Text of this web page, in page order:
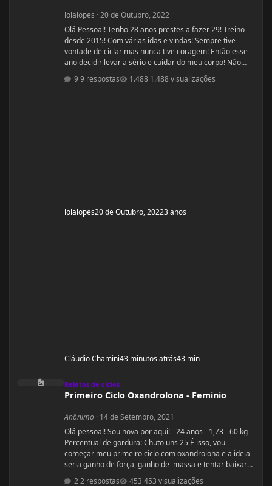
lolalopes ·20 de Outubro, 2022
Olá Pessoal! Tenho 28 anos prestes a fazer 29! Treino
desde 2015! Com várias idas e vindas! Sempre tive
vontade de ciclar mas nunca tive coragem! Então esse
ano decidir levar a sério e cuidar do meu corpo! Não
estou sendo acompanhada por nutricionista! Mas
quando comecei a fazer a dieta de déficit calórico
9 respostas 1.488 visualizações
lolalopes20 de Outubro, 20223 anos
Cláudio Chamini43 minutos atrás43 min
Primeiro Ciclo Oxandrolona - Feminio
Relatos de ciclos
Primeiro Ciclo Oxandrolona - Feminio
Anônimo · 14 de Setembro, 2021
Olá pessoal! Sou nova por aqui! - 24 anos - 1,73 - 60 kg -
Percentual de gordura: Chuto uns 25 É isso, vou
começar meu primeiro ciclo com oxandrolona e a ideia
seria ganho de força, ganho de massa e tentar baixar
2 respostas 453 visualizações